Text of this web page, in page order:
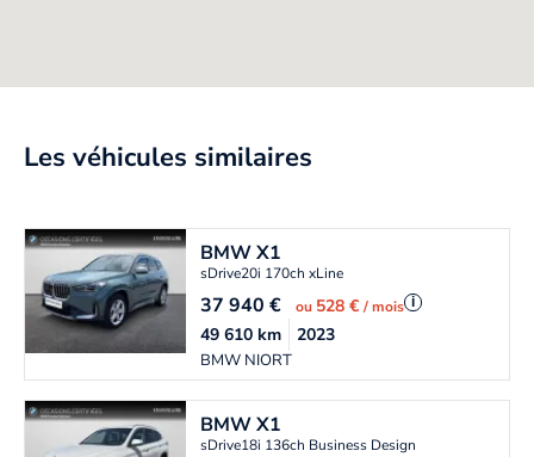
Les véhicules similaires
BMWX1
sDrive20i 170ch xLine
37 940€ ou 528 €/ mois i
BMW NIORT
49 610km 2023
BMWX1
sDrive18i 136ch Business Design